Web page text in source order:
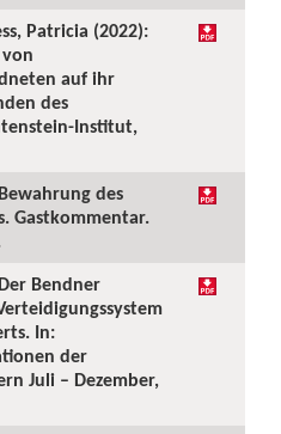
Patricia (2022):
auf ihr
des
Institut,
des
Gastkommentar.
Bendner
In:
der
Juli – Dezember,